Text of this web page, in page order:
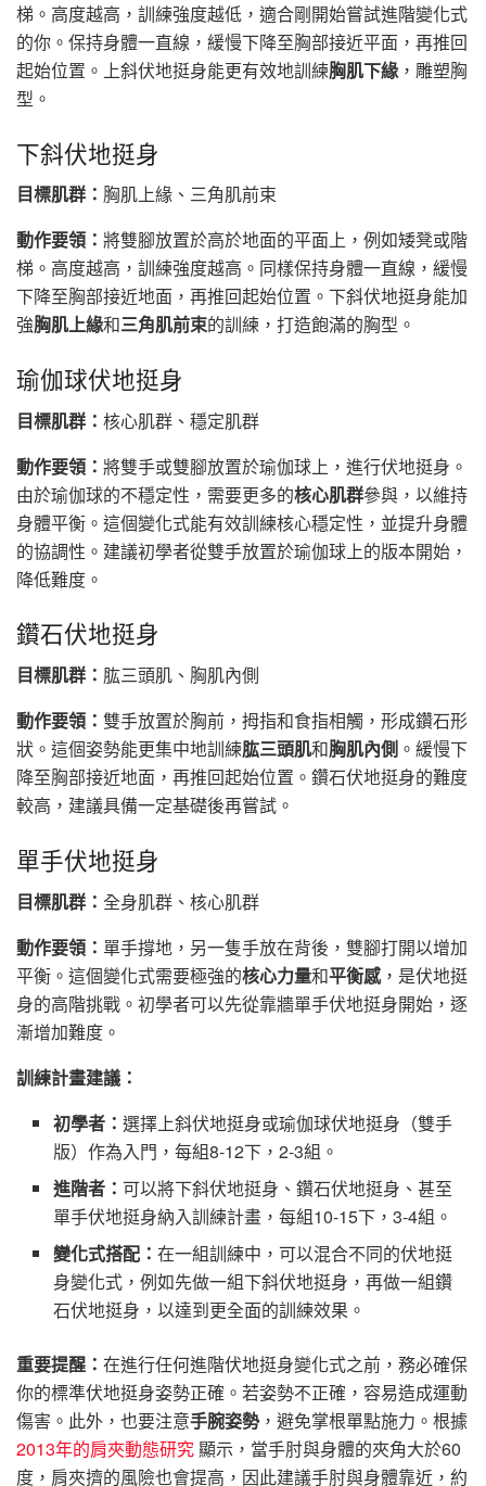
梯。高度越高，訓練強度越低，適合剛開始嘗試進階變化式
的你。保持身體一直線，緩慢下降至胸部接近平面，再推回
起始位置。上斜伏地挺身能更有效地訓練胸肌下緣，雕塑胸
型。
下斜伏地挺身
目標肌群： 胸肌上緣、三角肌前束
動作要領： 將雙腳放置於高於地面的平面上，例如矮凳或階
梯。高度越高，訓練強度越高。同樣保持身體一直線，緩慢
下降至胸部接近地面，再推回起始位置。下斜伏地挺身能加
強胸肌上緣和三角肌前束的訓練，打造飽滿的胸型。
瑜伽球伏地挺身
目標肌群： 核心肌群、穩定肌群
動作要領： 將雙手或雙腳放置於瑜伽球上，進行伏地挺身。
由於瑜伽球的不穩定性，需要更多的核心肌群參與，以維持
身體平衡。這個變化式能有效訓練核心穩定性，並提升身體
的協調性。建議初學者從雙手放置於瑜伽球上的版本開始，
降低難度。
鑽石伏地挺身
目標肌群： 肱三頭肌、胸肌內側
動作要領： 雙手放置於胸前，拇指和食指相觸，形成鑽石形
狀。這個姿勢能更集中地訓練肱三頭肌和胸肌內側 。緩慢下
降至胸部接近地面，再推回起始位置。鑽石伏地挺身的難度
較高，建議具備一定基礎後再嘗試。
單手伏地挺身
目標肌群： 全身肌群、核心肌群
動作要領： 單手撐地，另一隻手放在背後，雙腳打開以增加
平衡。這個變化式需要極強的核心力量和平衡感，是伏地挺
身的高階挑戰。初學者可以先從靠牆單手伏地挺身開始，逐
漸增加難度。
訓練計畫建議：
初學者：選擇上斜伏地挺身或瑜伽球伏地挺身（雙手
版）作為入門，每組8-12下，2-3組。
進階者： 可以將下斜伏地挺身、鑽石伏地挺身、甚至
單手伏地挺身納入訓練計畫，每組10-15下，3-4組。
變化式搭配：在一組訓練中，可以混合不同的伏地挺
身變化式，例如先做一組下斜伏地挺身，再做一組鑽
石伏地挺身，以達到更全面的訓練效果。
重要提醒： 在進行任何進階伏地挺身變化式之前，務必確保
你的標準伏地挺身姿勢正確。若姿勢不正確，容易造成運動
傷害。此外，也要注意手腕姿勢，避免掌根單點施力。根據
2013年的肩夾動態研究顯示，當手肘與身體的夾角大於60
度，肩夾擠的風險也會提高，因此建議手肘與身體靠近，約